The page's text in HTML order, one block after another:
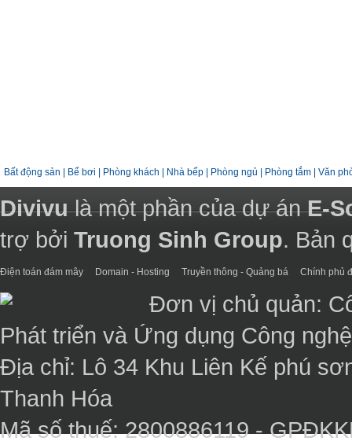
Bất động sản Bể bơi Phòng khách Nhà bếp Phòng ngủ Phòng tắm Văn
Divivulà một phần của dự ánE-
trợ bởi Truong Sinh Group. Bản
Điện toán đám mây Domain - Hosting Truyền thông - Quảng bá Chính phủ
Đơn vị chủ quản:
Phát triển và Ứng dụng Công
Địa chỉ: Lô 34 Khu Liên Kế phú
Thanh Hóa
Mã số thuế: 2800886119 -